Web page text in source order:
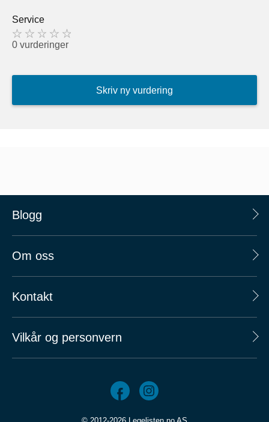
Service
0 vurderinger
Skriv ny vurdering
Blogg
Om oss
Kontakt
Vilkår og personvern